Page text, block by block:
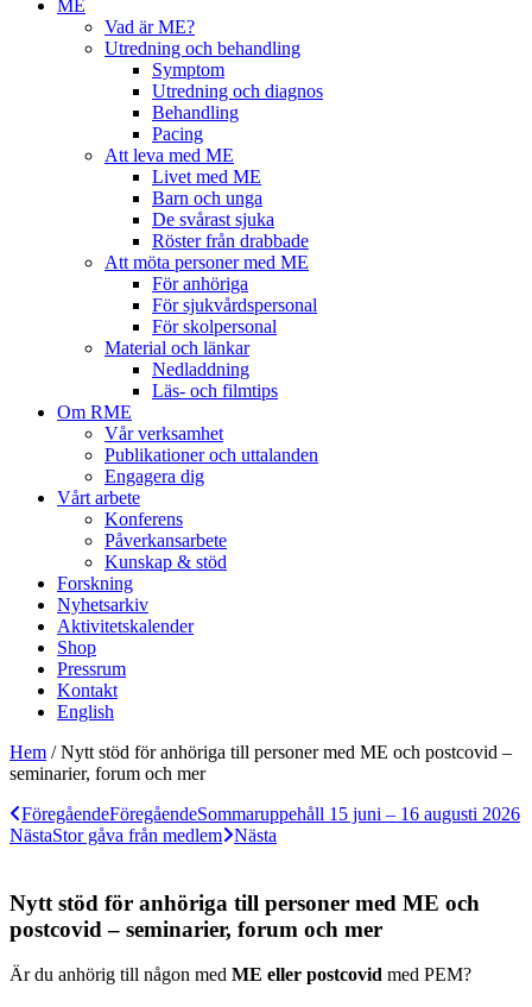
ME
Vad är ME?
Utredning och behandling
Symptom
Utredning och diagnos
Behandling
Pacing
Att leva med ME
Livet med ME
Barn och unga
De svårast sjuka
Röster från drabbade
Att möta personer med ME
För anhöriga
För sjukvårdspersonal
För skolpersonal
Material och länkar
Nedladdning
Läs- och filmtips
Om RME
Vår verksamhet
Publikationer och uttalanden
Engagera dig
Vårt arbete
Konferens
Påverkansarbete
Kunskap & stöd
Forskning
Nyhetsarkiv
Aktivitetskalender
Shop
Pressrum
Kontakt
English
Hem /Nytt stöd för anhöriga till personer med ME och postcovid –
seminarier, forum och mer
FöregåendeFöregåendeSommaruppehåll 15 juni – 16 augusti 2026
NästaStor gåva från medlem Nästa
Nytt stöd för anhöriga till personer med ME och
postcovid – seminarier, forum och mer
Är du anhörig till någon med ME eller postcovid med PEM?